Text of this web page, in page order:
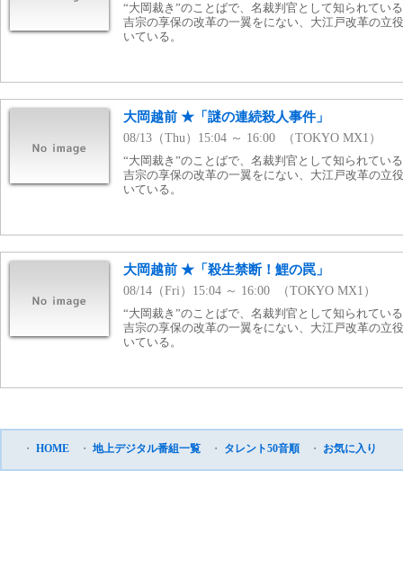
“大岡裁き”のことばで、名裁判官として知られてい
吉宗の享保の改革の一翼をにない、大江戸改革の立
いている。
大岡越前 ★「謎の連続殺人事件」
08/13（Thu）15:04 ～ 16:00 （TOKYO MX1）
“大岡裁き”のことばで、名裁判官として知られてい
吉宗の享保の改革の一翼をにない、大江戸改革の立
いている。
大岡越前 ★「殺生禁断！鯉の罠」
08/14（Fri）15:04 ～ 16:00 （TOKYO MX1）
“大岡裁き”のことばで、名裁判官として知られてい
吉宗の享保の改革の一翼をにない、大江戸改革の立
いている。
・ HOME ・ 地上デジタル番組一覧 ・ タレント50音順 ・ お気に入り